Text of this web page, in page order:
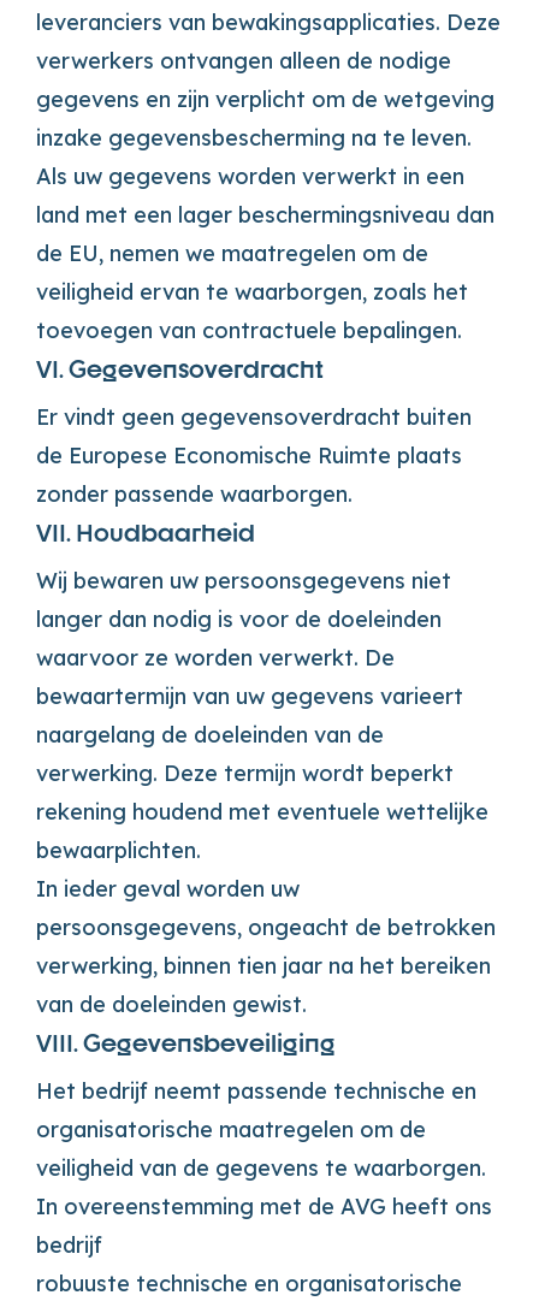
leveranciers van bewakingsapplicaties. Deze
verwerkers ontvangen alleen de nodige
gegevens en zijn verplicht om de wetgeving
inzake gegevensbescherming na te leven.
Als uw gegevens worden verwerkt in een
land met een lager beschermingsniveau dan
de EU, nemen we maatregelen om de
veiligheid ervan te waarborgen, zoals het
toevoegen van contractuele bepalingen.
VI. Gegevensoverdracht
Er vindt geen gegevensoverdracht buiten
de Europese Economische Ruimte plaats
zonder passende waarborgen.
VII. Houdbaarheid
Wij bewaren uw persoonsgegevens niet
langer dan nodig is voor de doeleinden
waarvoor ze worden verwerkt. De
bewaartermijn van uw gegevens varieert
naargelang de doeleinden van de
verwerking. Deze termijn wordt beperkt
rekening houdend met eventuele wettelijke
bewaarplichten.
In ieder geval worden uw
persoonsgegevens, ongeacht de betrokken
verwerking, binnen tien jaar na het bereiken
van de doeleinden gewist.
VIII. Gegevensbeveiliging
Het bedrijf neemt passende technische en
organisatorische maatregelen om de
veiligheid van de gegevens te waarborgen.
In overeenstemming met de AVG heeft ons
bedrijf
robuuste technische en organisatorische